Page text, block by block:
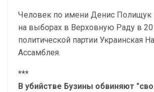
Человек по имени Денис Полищук
на выборах в Верховную Раду в
политической партии Украинская
Ассамблея.
***
В убийстве Бузины обвиняют